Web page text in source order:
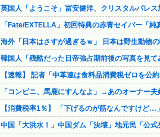
英国人「ようこそ」冨安健洋、クリスタルパレス
「Fate/EXTELLA」初回特典の赤青セイバー「純
海外「日本はさすが過ぎるｗ」 日本は野生動物
韓国人「残酷だった日帝強占期前後の写真を見て
【速報】 記者「中革連は食料品消費税ゼロを公
「コンビニ、馬鹿にすんなよ」→あのオーナー夫
【消費税率1％】 「下げるのが筋なんですけど…
中国「大洪水！」中国ダム「決壊」地元民「公式